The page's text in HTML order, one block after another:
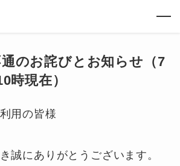
のお詫びとお知らせ（7
時現在）
用の皆様
誠にありがとうございます。